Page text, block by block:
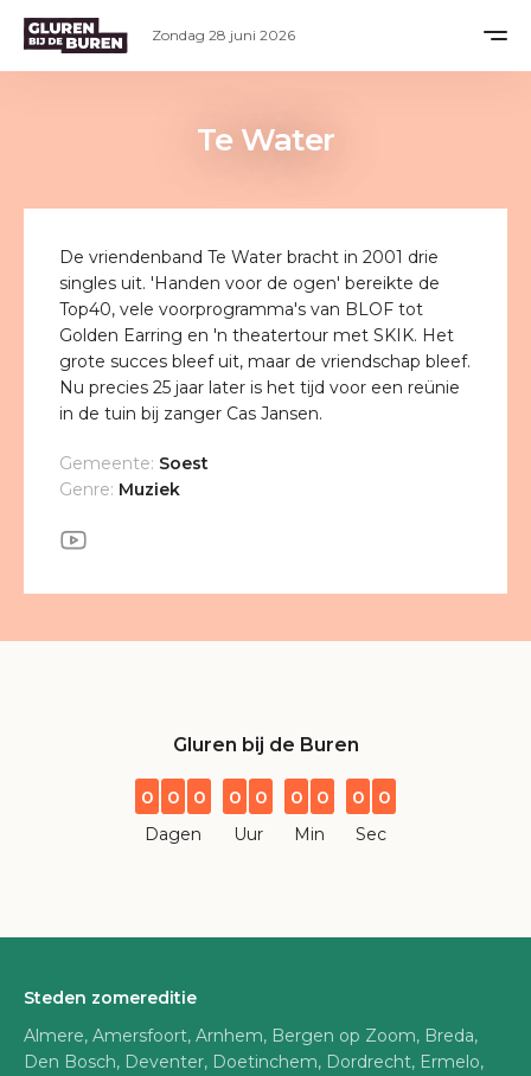
Te Water
De vriendenband Te Water bracht in 2001 drie
singles uit. 'Handen voor de ogen' bereikte de
Top40, vele voorprogramma's van BLOF tot
Golden Earring en 'n theatertour met SKIK. Het
grote succes bleef uit, maar de vriendschap bleef.
Nu precies 25 jaar later is het tijd voor een reünie
in de tuin bij zanger Cas Jansen.
Gemeente: Soest
Genre: Muziek
Gluren bij de Buren
0 0 0
Dagen
0 0
Uur
0 0
Min
0 0
Sec
Steden zomereditie
Almere, Amersfoort, Arnhem, Bergen op Zoom, Breda,
Den Bosch, Deventer, Doetinchem, Dordrecht, Ermelo,
Zondag 28 juni 2026